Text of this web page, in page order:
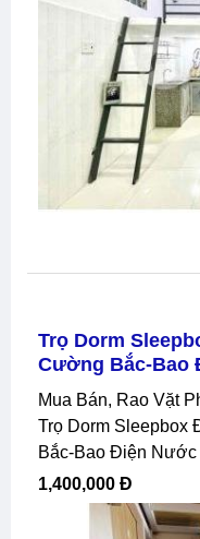
Trọ Dorm
Cường Bắc-Bao
Mua Bán, Rao Vặt Phòng Trọ Hải Châu Đà Nẵng,
Trọ Dorm Sleepbox
Bắc-Bao Điện
1,400,000 Đ